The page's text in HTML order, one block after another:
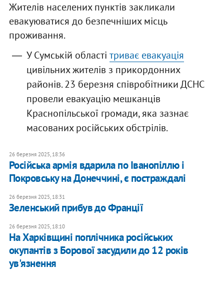
Жителів населених пунктів закликали
евакуюватися до безпечніших місць
проживання.
У Сумській області триває евакуація
цивільних жителів з прикордонних
районів. 23 березня співробітники ДСНС
провели евакуацію мешканців
Краснопільської громади, яка зазнає
масованих російських обстрілів.
26 березня 2025, 18:36
Російська армія вдарила по Іванопіллю і
Покровську на Донеччині, є постраждалі
26 березня 2025, 18:31
Зеленський прибув до Франції
26 березня 2025, 18:10
На Харківщині поплічника російських
окупантів з Борової засудили до 12 років
ув'язнення